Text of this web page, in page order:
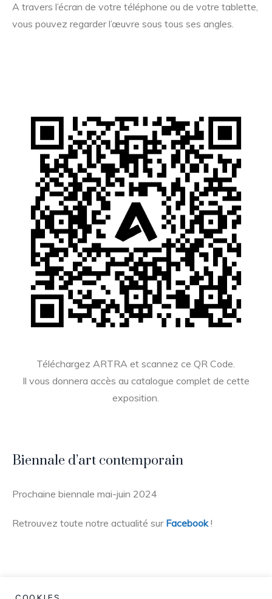
A travers l’écran de votre téléphone ou de votre tablette,
vous pouvez regarder l’œuvre sous tous ses angles.
Téléchargez ARTRA et scannez ce QR Code.
Il vous donnera accès au catalogue complet de cette
exposition.
Biennale d’art contemporain
Prochaine biennale mai-juin 2024
Retrouvez toute notre actualité sur Facebook!